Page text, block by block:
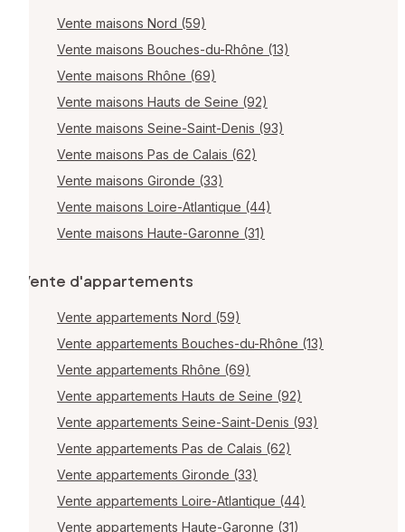
Vente maisons Nord (59)
Vente maisons Bouches-du-Rhône (13)
Vente maisons Rhône (69)
Vente maisons Hauts de Seine (92)
Vente maisons Seine-Saint-Denis (93)
Vente maisons Pas de Calais (62)
Vente maisons Gironde (33)
Vente maisons Loire-Atlantique (44)
Vente maisons Haute-Garonne (31)
Vente d'appartements
Vente appartements Nord (59)
Vente appartements Bouches-du-Rhône (13)
Vente appartements Rhône (69)
Vente appartements Hauts de Seine (92)
Vente appartements Seine-Saint-Denis (93)
Vente appartements Pas de Calais (62)
Vente appartements Gironde (33)
Vente appartements Loire-Atlantique (44)
Vente appartements Haute-Garonne (31)